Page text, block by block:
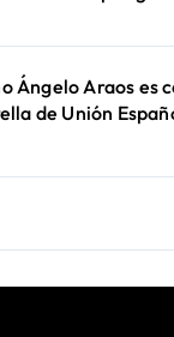
Ángelo Araos es
de Unión